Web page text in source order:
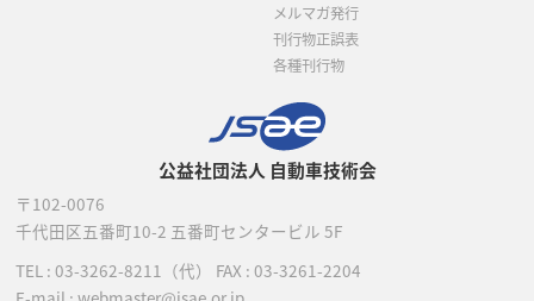
公益社団法人 自動車技術会
〒102-0076
千代田区五番町10-2 五番町センタービル 5F
TEL : 03-3262-8211 （代） FAX : 03-3261-2204
メルマガ発行
刊行物正誤表
各種刊行物